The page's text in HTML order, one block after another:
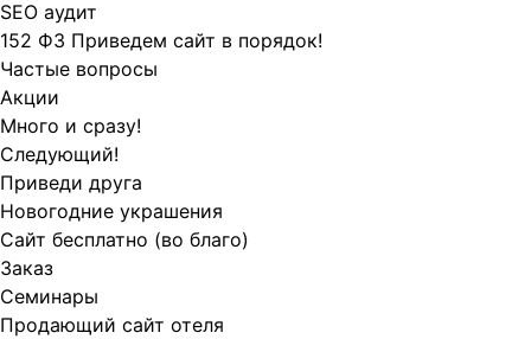
SEO аудит
152 ФЗ Приведем сайт в порядок!
Частые вопросы
Акции
Много и сразу!
Следующий!
Приведи друга
Новогодние украшения
Сайт бесплатно (во благо)
Заказ
Cеминары
Продающий сайт отеля